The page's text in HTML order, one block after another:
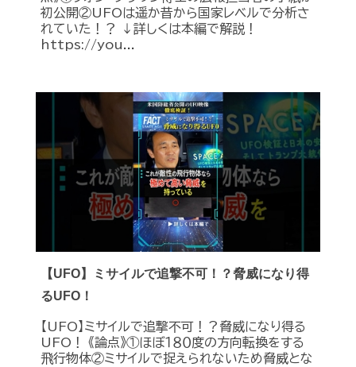
初公開②UFOは遥か昔から国家レベルで分析さ
れていた！？ ↓詳しくは本編で解説！
https://you...
【UFO】ミサイルで追撃不可！？脅威になり得
るUFO！
【UFO】ミサイルで追撃不可！？脅威になり得る
UFO！ 《論点》①ほぼ１８０度の方向転換をする
飛行物体②ミサイルで捉えられないため脅威とな